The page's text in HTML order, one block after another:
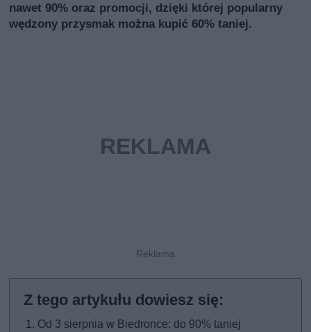
nawet 90% oraz promocji, dzięki której popularny
wędzony przysmak można kupić 60% taniej.
Od 3 sierpnia w Biedronce: do 90% taniej